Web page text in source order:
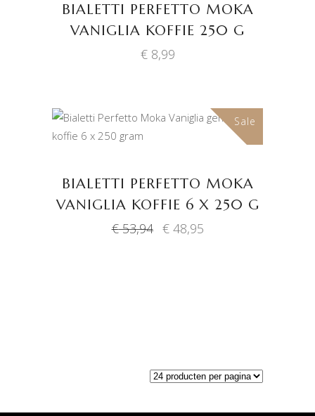
BIALETTI PERFETTO MOKA
VANIGLIA KOFFIE 250 G
€8,99
Sale
TOEVOEGEN AAN
WINKELWAGEN
BIALETTI PERFETTO MOKA
VANIGLIA KOFFIE 6 X 250 G
€53,94 Oorspronkelijke
€48,95Huidige